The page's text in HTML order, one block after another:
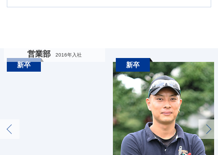
新卒
営業部 2016年入社
新卒